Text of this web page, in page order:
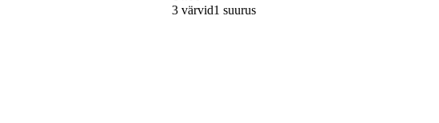
3 värvid1 suurus